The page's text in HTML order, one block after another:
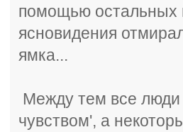
помощью остальных
ясновидения
ямка...
Между тем все
чувством', а